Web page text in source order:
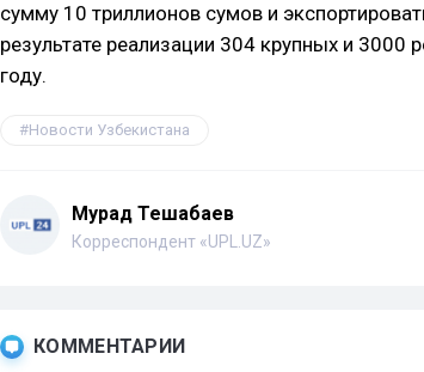
сумму 10 триллионов сумов и
результате реализации 304 крупных и 3000
году.
Новости Узбекистана
Мурад Тешабаев
Корреспондент «UPL.UZ»
КОММЕНТАРИИ